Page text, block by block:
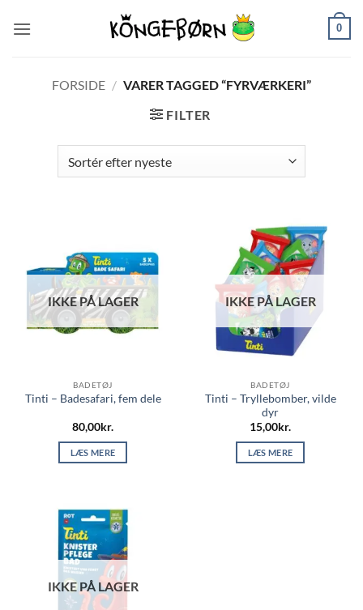
0
FORSIDE / VARER TAGGED “FYRVÆRKERI”
FILTER
IKKE PÅ LAGER
BADETØJ
Tinti – Badesafari, fem dele
80,00kr.
LÆS MERE
IKKE PÅ LAGER
BADETØJ
Tinti – Tryllebomber, vilde
dyr
15,00kr.
LÆS MERE
IKKE PÅ LAGER